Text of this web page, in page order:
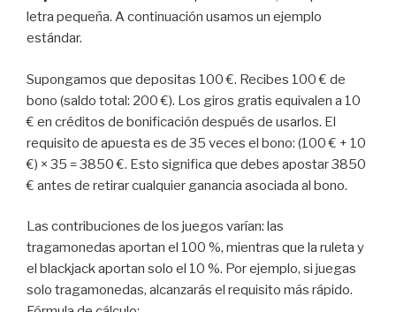
letra pequeña. A continuación usamos un ejemplo
estándar.
Supongamos que depositas 100 €. Recibes 100 € de
bono (saldo total: 200 €). Los giros gratis equivalen a 10
€ en créditos de bonificación después de usarlos. El
requisito de apuesta es de 35 veces el bono: (100 € + 10
€) × 35 = 3850 €. Esto significa que debes apostar 3850
€ antes de retirar cualquier ganancia asociada al bono.
Las contribuciones de los juegos varían: las
tragamonedas aportan el 100 %, mientras que la ruleta y
el blackjack aportan solo el 10 %. Por ejemplo, si juegas
solo tragamonedas, alcanzarás el requisito más rápido.